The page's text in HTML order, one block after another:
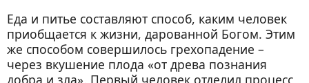
Еда и питье составляют способ, каким человек
приобщается к жизни, дарованной Богом. Этим
же способом совершилось грехопадение –
через вкушение плода «от древа познания
добра и зла». Первый человек отделил процесс